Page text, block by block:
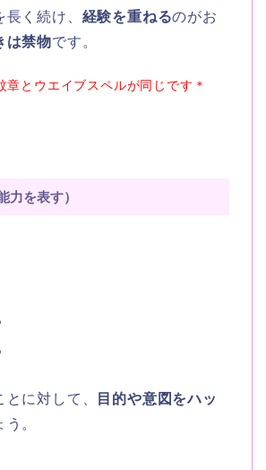
く続け、 経験を重ねるのがお
は禁物です。
章とウエイブスペルが同じです＊
力を表す）
に対して、
目的や意図をハッ
。